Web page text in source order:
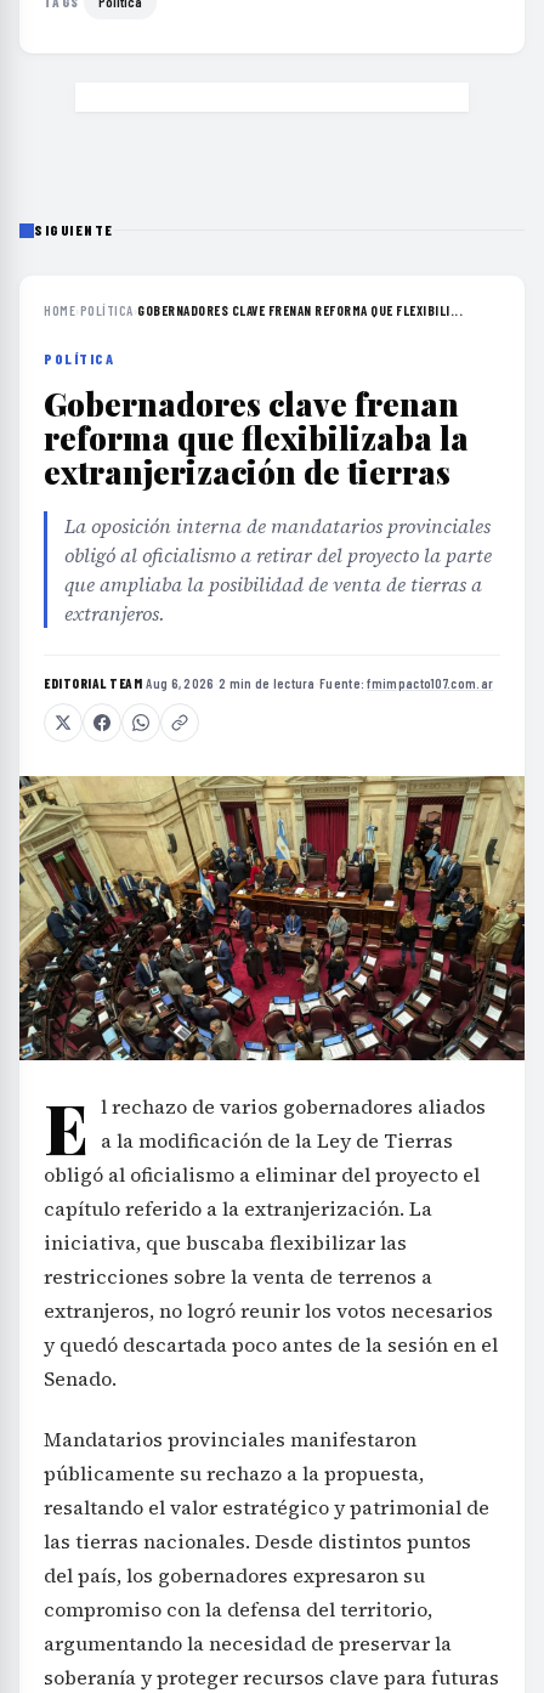
SIGUIENTE
HOME›POLÍTICA›GOBERNADORES CLAVE FRENAN REFORMA QUE FLEXIBILI...
POLÍTICA
Gobernadores clave frenan
reforma que flexibilizaba la
extranjerización de tierras
La oposición interna de mandatarios provinciales
obligó al oficialismo a retirar del proyecto la parte
que ampliaba la posibilidad de venta de tierras a
extranjeros.
EDITORIAL TEAM·Aug 6, 2026 ·2 min de lectura ·Fuente:fmimpacto107.com.ar
E l rechazo de varios gobernadores aliados
a la modificación de la Ley de Tierras
obligó al oficialismo a eliminar del proyecto el
capítulo referido a la extranjerización. La
iniciativa, que buscaba flexibilizar las
restricciones sobre la venta de terrenos a
extranjeros, no logró reunir los votos necesarios
y quedó descartada poco antes de la sesión en el
Senado.
Mandatarios provinciales manifestaron
públicamente su rechazo a la propuesta,
resaltando el valor estratégico y patrimonial de
las tierras nacionales. Desde distintos puntos
del país, los gobernadores expresaron su
compromiso con la defensa del territorio,
argumentando la necesidad de preservar la
soberanía y proteger recursos clave para futuras